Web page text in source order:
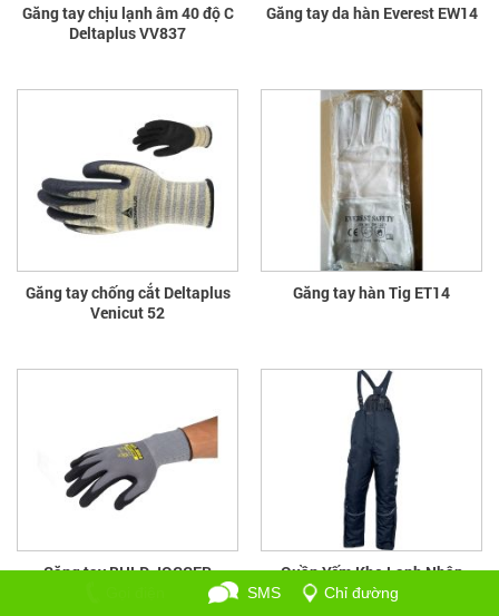
Găng tay chịu lạnh âm 40 độ C
Deltaplus VV837
Găng tay da hàn Everest EW14
Găng tay chống cắt Deltaplus
Venicut 52
Găng tay hàn Tig ET14
Găng tay BHLĐ JOGGER
Quần Yếm Kho Lạnh Nhập
Khẩu Deltaplus
SMS Chỉ đường